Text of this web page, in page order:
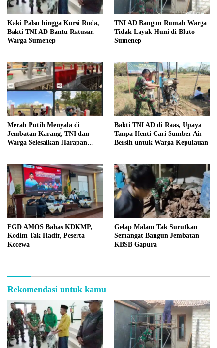
Kaki Palsu hingga Kursi Roda,
Bakti TNI AD Bantu Ratusan
Warga Sumenep
TNI AD Bangun Rumah Warga
Tidak Layak Huni di Bluto
Sumenep
Merah Putih Menyala di
Jembatan Karang, TNI dan
Warga Selesaikan Harapan
Bakti TNI AD di Raas, Upaya
Tanpa Henti Cari Sumber Air
Bersih untuk Warga Kepulauan
FGD AMOS Bahas KDKMP,
Kodim Tak Hadir, Peserta
Kecewa
Gelap Malam Tak Surutkan
Semangat Bangun Jembatan
KBSB Gapura
Rekomendasi untuk kamu